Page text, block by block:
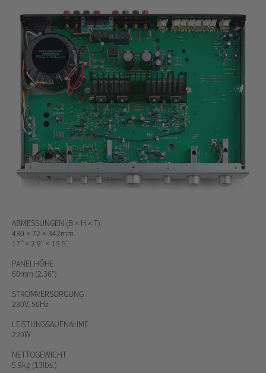
ABMESSUNGEN (B × H × T)
430 × 72 × 342mm
17" × 2.9" × 13.5"
PANELHÖHE
60mm (2.36")
STROMVERSORGUNG
230V, 50Hz
LEISTUNGSAUFNAHME
220W
NETTOGEWICHT
5.9kg (13lbs.)